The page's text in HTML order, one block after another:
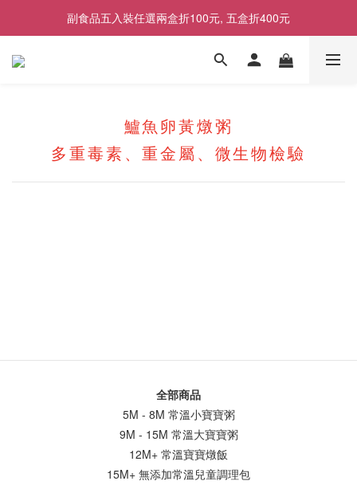
2026商品售價調整公告｜9月1日起適用
副食品五入裝任選兩盒折100元, 五盒折400元
2026商品售價調整公告｜9月1日起適用
鱸魚卵黃燉粥
多重毒素、重金屬、微生物檢驗
全部商品
5M - 8M 常溫小寶寶粥
9M - 15M 常溫大寶寶粥
12M+ 常溫寶寶燉飯
15M+ 無添加常溫兒童調理包